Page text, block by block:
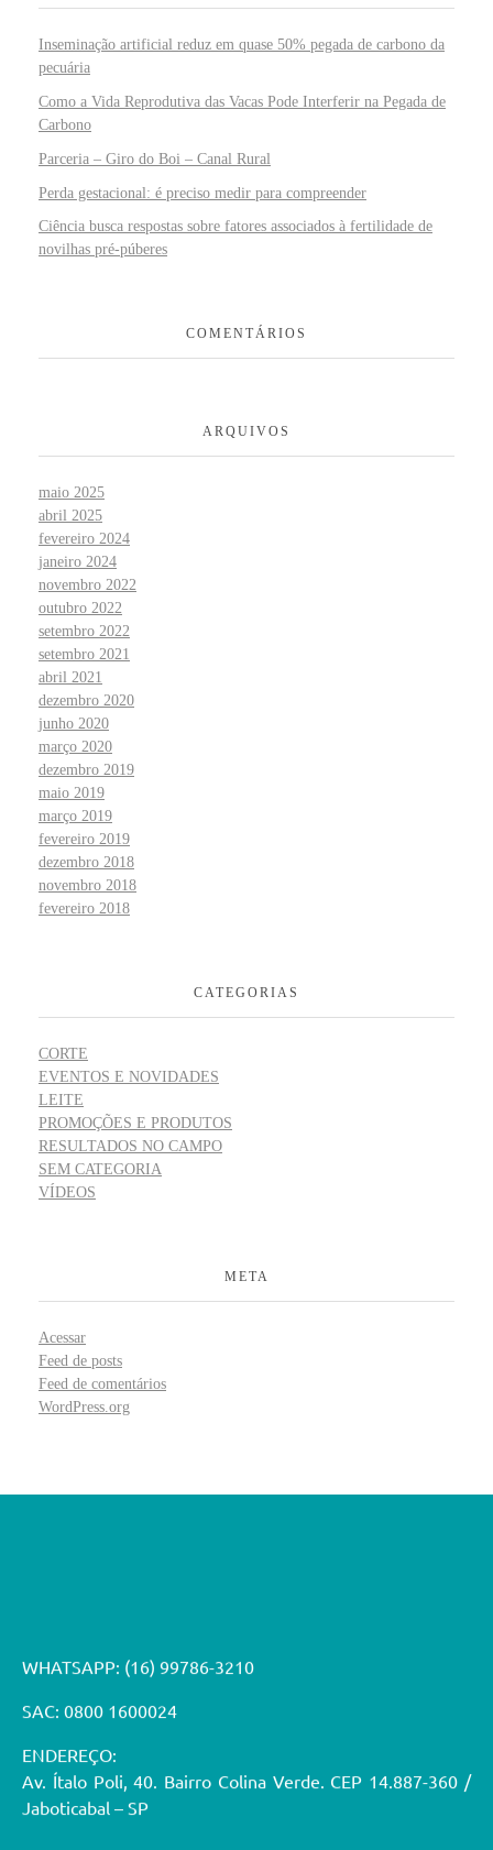
Inseminação artificial reduz em quase 50% pegada de carbono da
pecuária
Como a Vida Reprodutiva das Vacas Pode Interferir na Pegada de
Carbono
Parceria – Giro do Boi – Canal Rural
Perda gestacional: é preciso medir para compreender
Ciência busca respostas sobre fatores associados à fertilidade de
novilhas pré-púberes
COMENTÁRIOS
ARQUIVOS
maio 2025
abril 2025
fevereiro 2024
janeiro 2024
novembro 2022
outubro 2022
setembro 2022
setembro 2021
abril 2021
dezembro 2020
junho 2020
março 2020
dezembro 2019
maio 2019
março 2019
fevereiro 2019
dezembro 2018
novembro 2018
fevereiro 2018
CATEGORIAS
CORTE
EVENTOS E NOVIDADES
LEITE
PROMOÇÕES E PRODUTOS
RESULTADOS NO CAMPO
SEM CATEGORIA
VÍDEOS
META
Acessar
Feed de posts
Feed de comentários
WordPress.org
WHATSAPP: (16) 99786-3210
SAC: 0800 1600024
ENDEREÇO:
Av. Ítalo Poli, 40. Bairro Colina Verde. CEP 14.887-360 /
Jaboticabal – SP